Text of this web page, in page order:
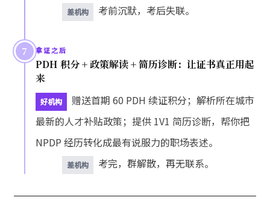
差机构 考前沉默，考后失联。
7 拿证之后
PDH 积分 + 政策解读 + 简历诊断：让证书真正用起
来
好机构
赠送首期 60 PDH 续证积分；解析所在城市
最新的人才补贴政策；提供 1V1 简历诊断，帮你把
NPDP 经历转化成最有说服力的职场表述。
差机构 考完，群解散，再无联系。